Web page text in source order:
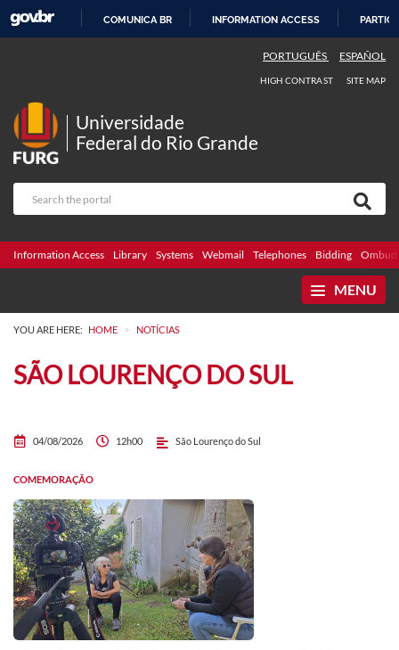
COMUNICA BR INFORMATION ACCESS
PORTUGUÊS ESPAÑOL
HIGH CONTRAST SITE MAP
Universidade
Federal do Rio Grande
Information Access Library Systems Webmail Telephones Bidding
MENU
YOU ARE HERE: HOME > NOTÍCIAS
SÃO LOURENÇO DO SUL
04/08/2026 12h00 São Lourenço do Sul
COMEMORAÇÃO